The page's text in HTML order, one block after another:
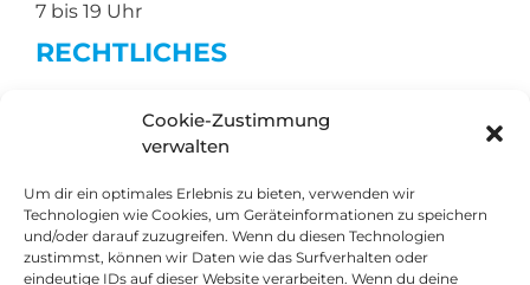
Cookie-Zustimmung
verwalten
Um dir ein optimales Erlebnis zu bieten, verwenden wir
Technologien wie Cookies, um Geräteinformationen zu speichern
und/oder darauf zuzugreifen. Wenn du diesen Technologien
zustimmst, können wir Daten wie das Surfverhalten oder
eindeutige IDs auf dieser Website verarbeiten. Wenn du deine
7 bis 19 Uhr
RECHTLICHES
Impressum
Datenschutz
TERMIN
BUCHEN